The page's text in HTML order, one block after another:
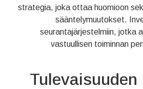
strategia, joka ottaa huomioon
sääntelymuutokset.
seurantajärjestelmiin, jotka
vastuullisen toiminnan